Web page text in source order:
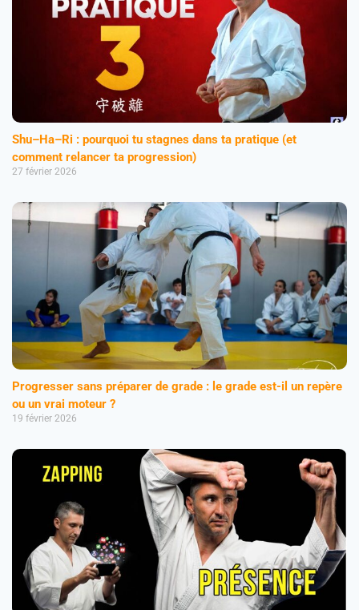
Shu–Ha–Ri : pourquoi tu stagnes dans ta pratique (et
comment relancer ta progression)
27 février 2026
Progresser sans préparer de grade : le grade est-il un repère
ou un vrai moteur ?
19 février 2026